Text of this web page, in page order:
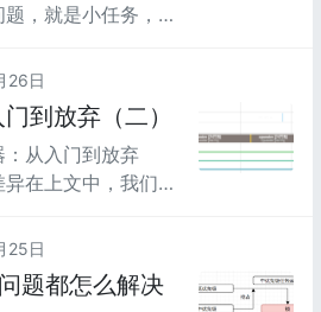
，就是小任务，到
架构的时候就考
就尝试将功耗引入
[链接]
26日
到放弃（二）
从入门到放弃
异在上文中，我们提
度的资源抢占的
上简单的对比来
（systrace上
25日
题都怎么解决